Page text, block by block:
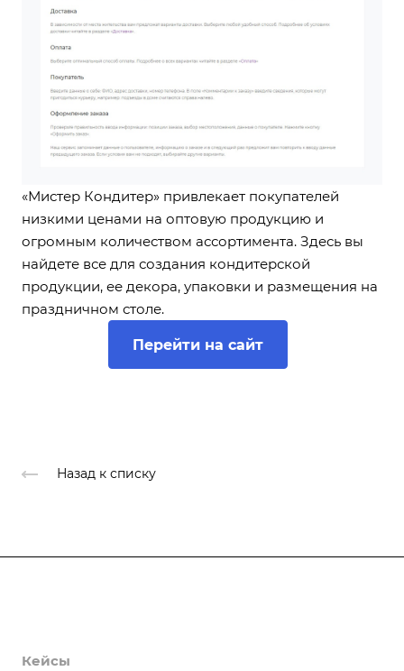
«Мистер Кондитер» привлекает покупателей
низкими ценами на оптовую продукцию и
огромным количеством ассортимента. Здесь вы
найдете все для создания кондитерской
продукции, ее декора, упаковки и размещения на
праздничном столе.
Перейти на сайт
Назад к списку
Кейсы